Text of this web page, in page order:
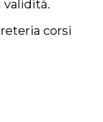
validità.
corsi